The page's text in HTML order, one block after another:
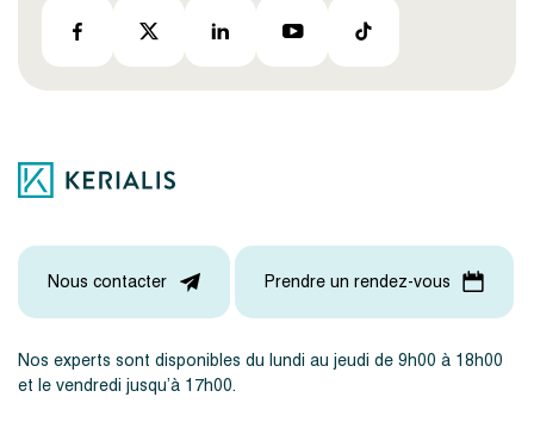
Nos experts sont disponibles du lundi au jeudi de 9h00 à 18h00
et le vendredi jusqu’à 17h00.
Nous contacter Prendre un rendez-vous